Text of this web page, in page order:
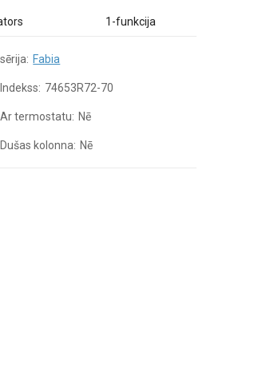
1-funkcija
sērija: Fabia
Indekss: 74653R72-70
Ar termostatu: Nē
Dušas kolonna: Nē